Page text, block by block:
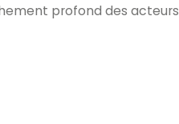
profond des